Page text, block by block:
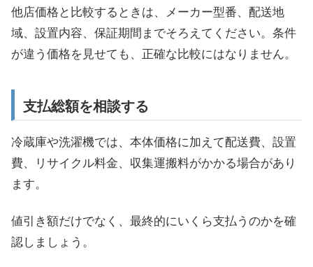
他店価格と比較するときは、メーカー型番、配送地
域、設置内容、保証期間までそろえてください。条件
が違う価格を見せても、正確な比較にはなりません。
支払総額を相談する
冷蔵庫や洗濯機では、本体価格に加えて配送費、設置
費、リサイクル料金、収集運搬料がかかる場合があり
ます。
値引き額だけでなく、最終的にいくら支払うのかを確
認しましょう。